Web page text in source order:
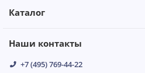
Каталог
Наши контакты
+7 (495) 769-44-22